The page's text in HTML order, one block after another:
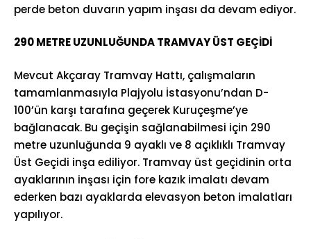
perde beton duvarın yapım inşası da devam ediyor.
290 METRE UZUNLUĞUNDA TRAMVAY ÜST GEÇİDİ
Mevcut Akçaray Tramvay Hattı, çalışmaların
tamamlanmasıyla Plajyolu İstasyonu’ndan D-
100’ün karşı tarafına geçerek Kuruçeşme’ye
bağlanacak. Bu geçişin sağlanabilmesi için 290
metre uzunluğunda 9 ayaklı ve 8 açıklıklı Tramvay
Üst Geçidi inşa ediliyor. Tramvay üst geçidinin orta
ayaklarının inşası için fore kazık imalatı devam
ederken bazı ayaklarda elevasyon beton imalatları
yapılıyor.